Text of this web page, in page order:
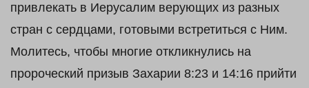
привлекать в Иерусалим верующих из разных
стран с сердцами, готовыми встретиться с Ним.
Молитесь, чтобы многие откликнулись на
пророческий призыв Захарии 8:23 и 14:16 прийти